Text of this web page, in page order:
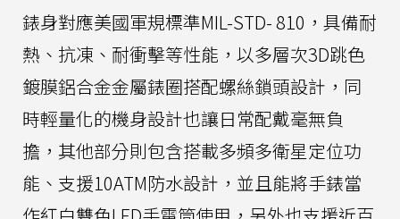
錶身對應美國軍規標準MIL-STD- 810，具備耐
熱、抗凍、耐衝擊等性能，以多層次3D跳色
鍍膜鋁合金金屬錶圈搭配螺絲鎖頭設計，同
時輕量化的機身設計也讓日常配戴毫無負
擔，其他部分則包含搭載多頻多衛星定位功
能、支援10ATM防水設計，並且能將手錶當